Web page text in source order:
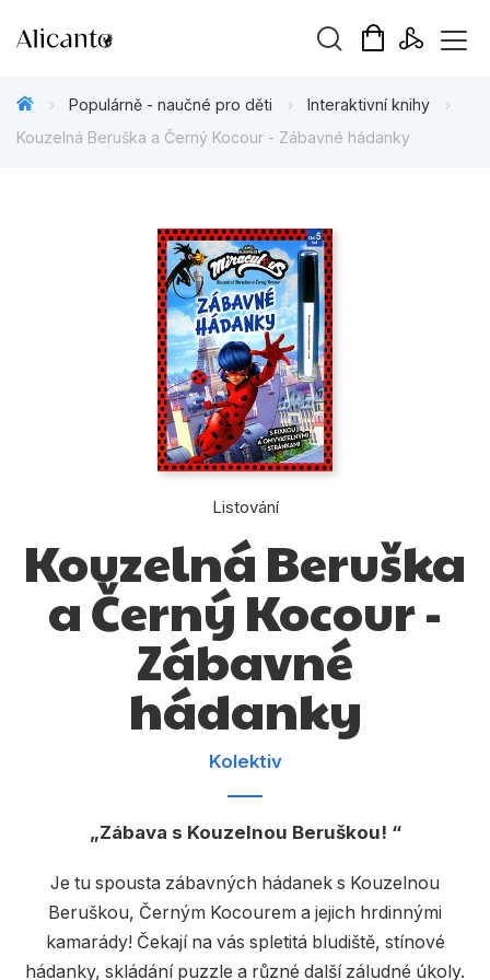
Připravujeme
Tipy redakce
Beletrie pro děti
Beletrie pro dospělé
Dárkové publikace
Dárkové zboží
Hobby
Jazyky
Počítače
Poezie
Populárně - naučná pro dospělé
Populárně - naučné pro děti
Interaktivní knihy
Kouzelná Beruška a Černý Kocour - Zábavné hádanky
Listování
Kouzelná Beruška
a Černý Kocour -
Zábavné
hádanky
Kolektiv
Zábava s Kouzelnou Beruškou!
Je tu spousta zábavných hádanek s Kouzelnou
Beruškou, Černým Kocourem a jejich hrdinnými
kamarády! Čekají na vás spletitá bludiště, stínové
hádanky, skládání puzzle a různé další záludné úkoly.